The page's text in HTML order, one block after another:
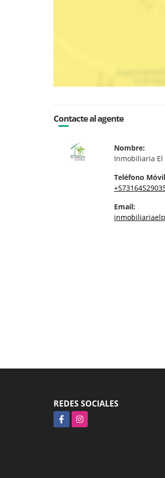
Contacte al agente
Nombre:
Inmobiliaria El
Teléfono
Email:
REDES SOCIALES
FacebookInstagram